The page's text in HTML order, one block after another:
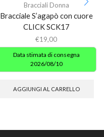
Bracciali Donna
Bracciale S’agapò con cuore
CLICK SCK17
€19,00
Data stimata di consegna
2026/08/10
AGGIUNGI AL CARRELLO